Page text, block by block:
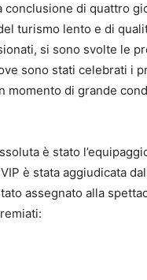
di quattro
turismo lento e di
si sono svolte le
sono stati celebrati i
momento di grande
è stato
è stata aggiudicata
assegnato alla